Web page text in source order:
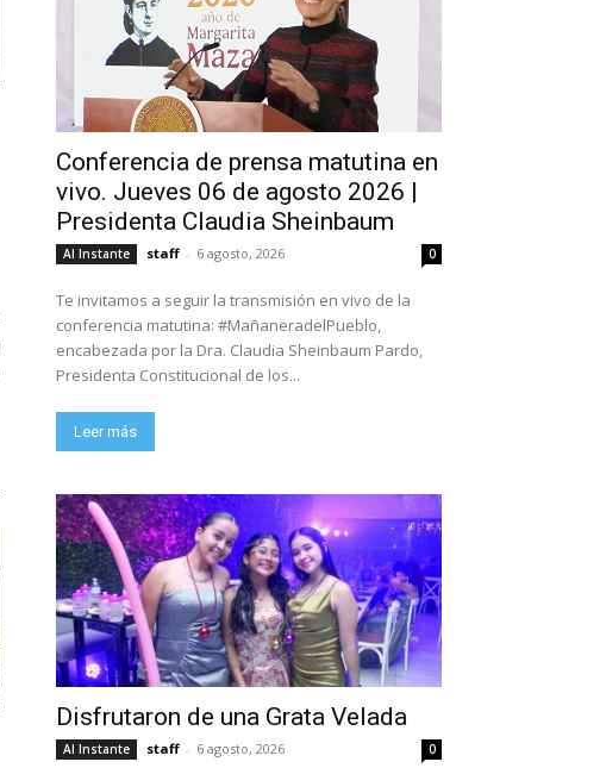
Conferencia de prensa matutina en
vivo. Jueves 06 de agosto 2026 |
Presidenta Claudia Sheinbaum
Al Instante staff - 6 agosto, 2026 0
Te invitamos a seguir la transmisión en vivo de la
conferencia matutina: #MañaneradelPueblo,
encabezada por la Dra. Claudia Sheinbaum Pardo,
Presidenta Constitucional de los...
Leer más
Disfrutaron de una Grata Velada
Al Instante staff - 6 agosto, 2026 0